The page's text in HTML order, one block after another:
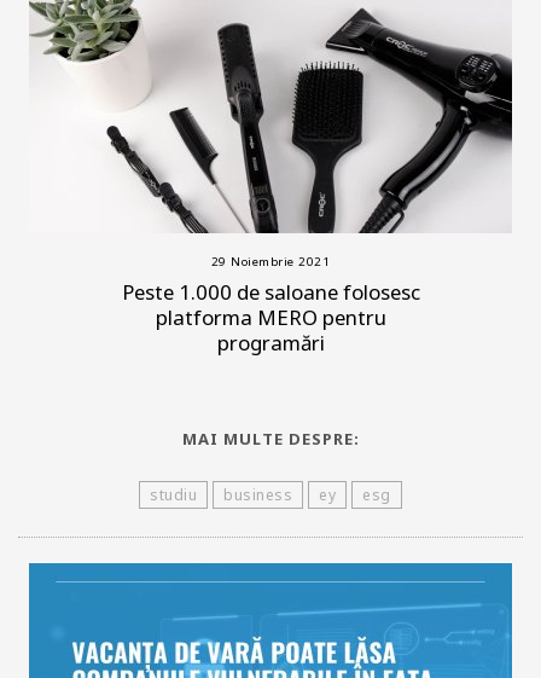
29 Noiembrie 2021
Peste 1.000 de saloane folosesc
platforma MERO pentru
programări
MAI MULTE DESPRE:
studiu business ey esg